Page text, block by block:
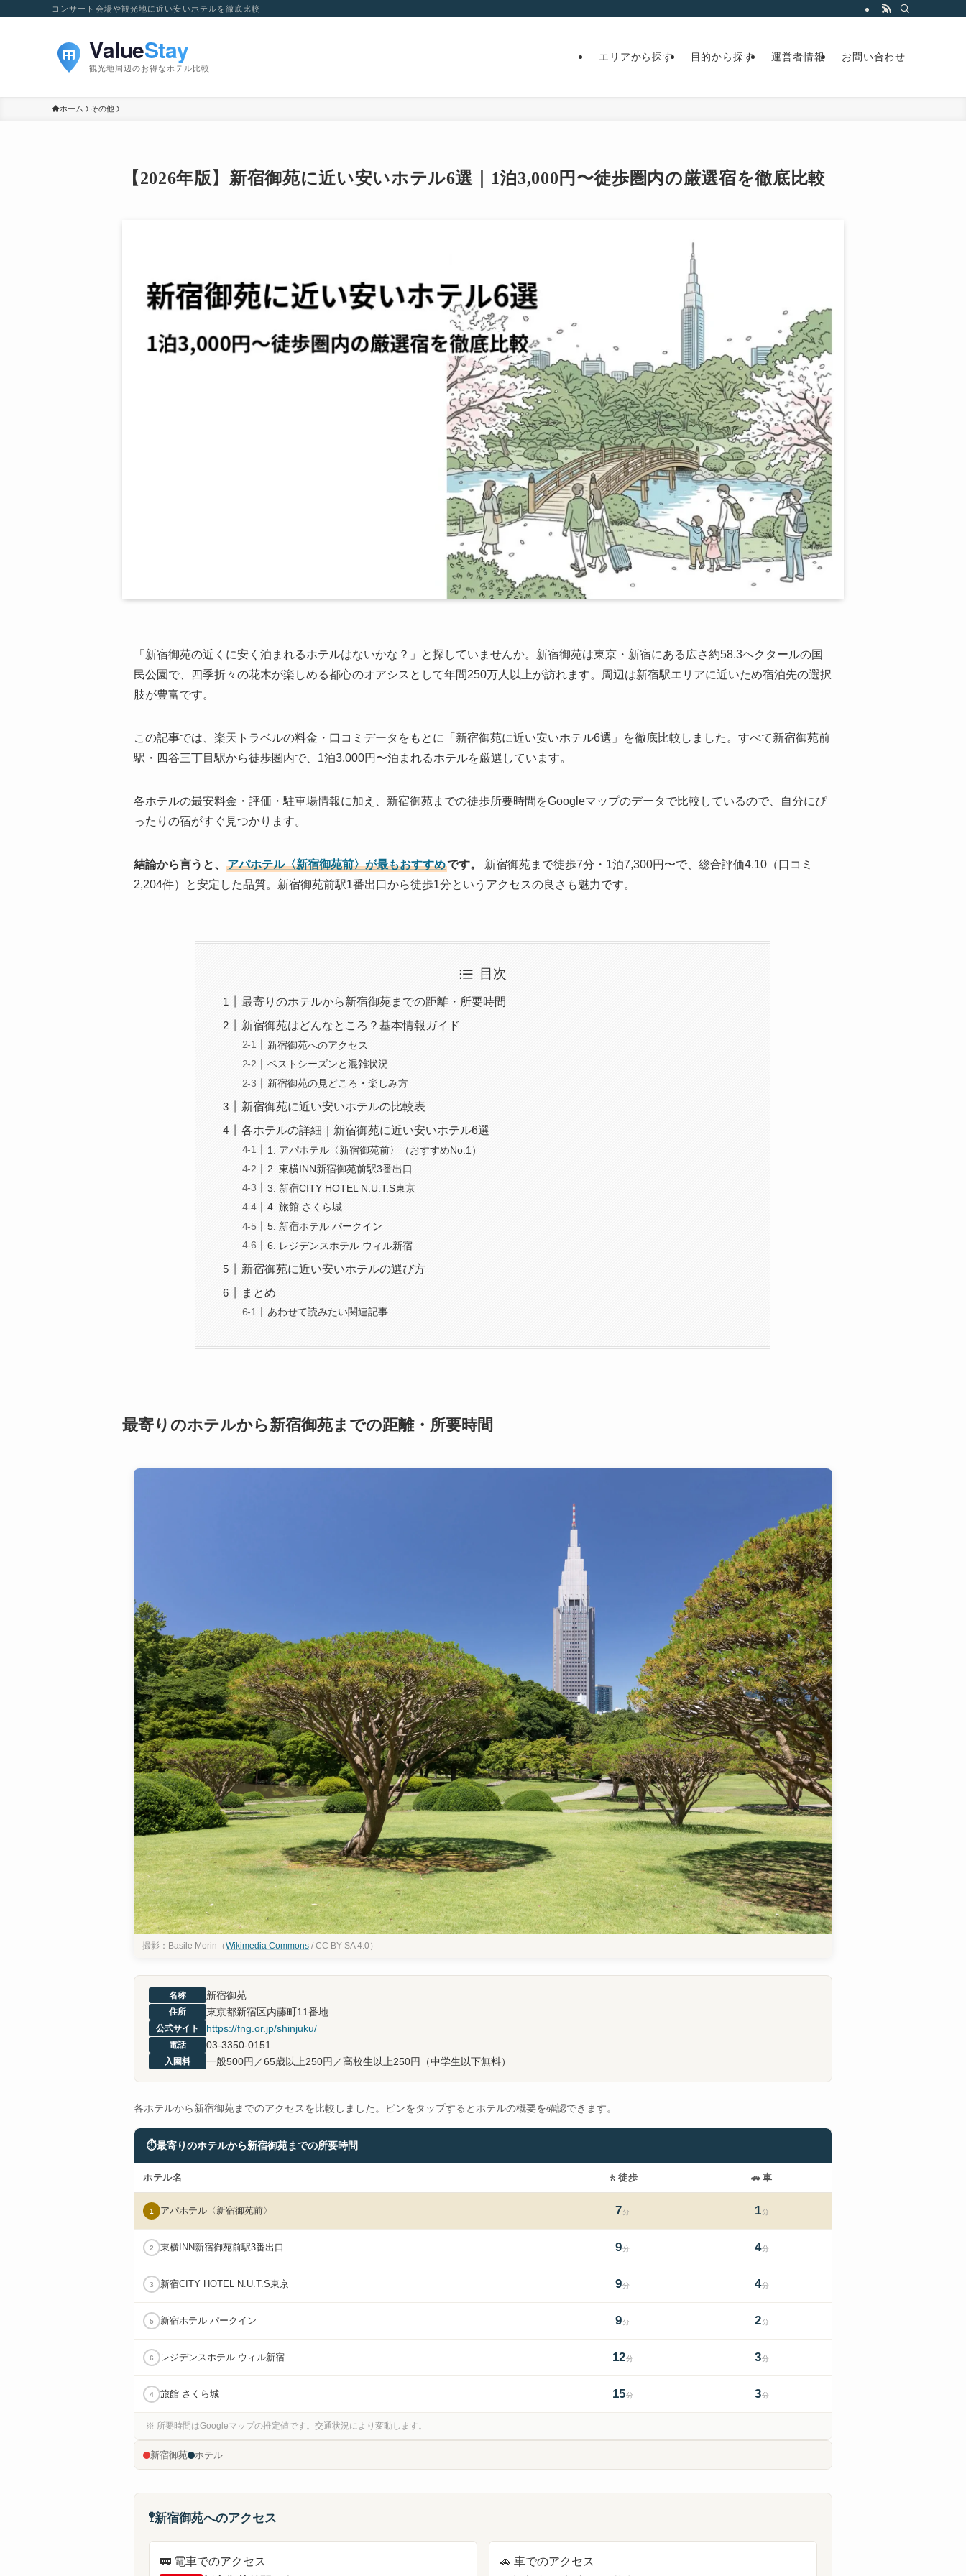
コンサート会場や観光地に近い安いホテルを徹底比較
エリアから探す 目的から探す 運営者情報 お問い合わせ
ホーム その他
【2026年版】新宿御苑に近い安いホテル6選｜1泊3,000円〜徒歩圏内の厳選宿を徹底比較
「新宿御苑の近くに安く泊まれるホテルはないかな？」と探していませんか。新宿御苑は東京・新宿にある広さ約58.3ヘクタールの国
民公園で、四季折々の花木が楽しめる都心のオアシスとして年間250万人以上が訪れます。周辺は新宿駅エリアに近いため宿泊先の選択
肢が豊富です。
この記事では、楽天トラベルの料金・口コミデータをもとに「新宿御苑に近い安いホテル6選」を徹底比較しました。すべて新宿御苑前
駅・四谷三丁目駅から徒歩圏内で、1泊3,000円〜泊まれるホテルを厳選しています。
各ホテルの最安料金・評価・駐車場情報に加え、新宿御苑までの徒歩所要時間をGoogleマップのデータで比較しているので、自分にぴ
ったりの宿がすぐ見つかります。
結論から言うと、 アパホテル〈新宿御苑前〉が最もおすすめです。
新宿御苑まで徒歩7分・1泊7,300円〜で、総合評価4.10（口コミ
2,204件）と安定した品質。新宿御苑前駅1番出口から徒歩1分というアクセスの良さも魅力です。
目次
最寄りのホテルから新宿御苑までの距離・所要時間
新宿御苑はどんなところ？基本情報ガイド
新宿御苑へのアクセス
ベストシーズンと混雑状況
新宿御苑の見どころ・楽しみ方
新宿御苑に近い安いホテルの比較表
各ホテルの詳細｜新宿御苑に近い安いホテル6選
1. アパホテル〈新宿御苑前〉（おすすめNo.1）
2. 東横INN新宿御苑前駅3番出口
3. 新宿CITY HOTEL N.U.T.S東京
4. 旅館 さくら城
5. 新宿ホテル パークイン
6. レジデンスホテル ウィル新宿
新宿御苑に近い安いホテルの選び方
まとめ
あわせて読みたい関連記事
最寄りのホテルから新宿御苑までの距離・所要時間
撮影：Basile Morin（Wikimedia Commons / CC BY-SA 4.0）
名称 新宿御苑
住所 東京都新宿区内藤町11番地
公式サイト https://fng.or.jp/shinjuku/
電話 03-3350-0151
入園料 一般500円／65歳以上250円／高校生以上250円（中学生以下無料）
各ホテルから新宿御苑までのアクセスを比較しました。ピンをタップするとホテルの概要を確認できます。
⏱最寄りのホテルから新宿御苑までの所要時間
ホテル名 🚶 徒歩 🚗 車
1 アパホテル〈新宿御苑前〉 7分 1分
2 東横INN新宿御苑前駅3番出口 9分 4分
3 新宿CITY HOTEL N.U.T.S東京 9分 4分
5 新宿ホテル パークイン 9分 2分
6 レジデンスホテル ウィル新宿 12分 3分
4 旅館 さくら城 15分 3分
※ 所要時間はGoogleマップの推定値です。交通状況により変動します。
4
新宿御苑 ホテル
🚏新宿御苑へのアクセス
🚃 電車でのアクセス
🚗 車でのアクセス